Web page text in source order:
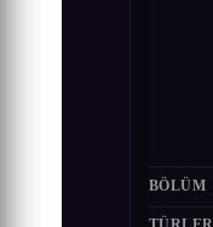
BÖLÜM